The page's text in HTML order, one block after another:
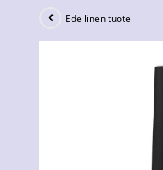
Edellinen tuote